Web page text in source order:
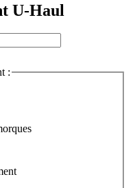
U-Haul
: